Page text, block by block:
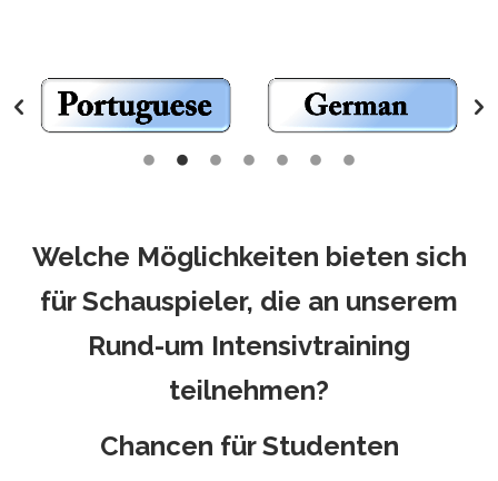
Welche Möglichkeiten bieten sich
für Schauspieler, die an unserem
Rund-um Intensivtraining
teilnehmen?
Chancen für Studenten